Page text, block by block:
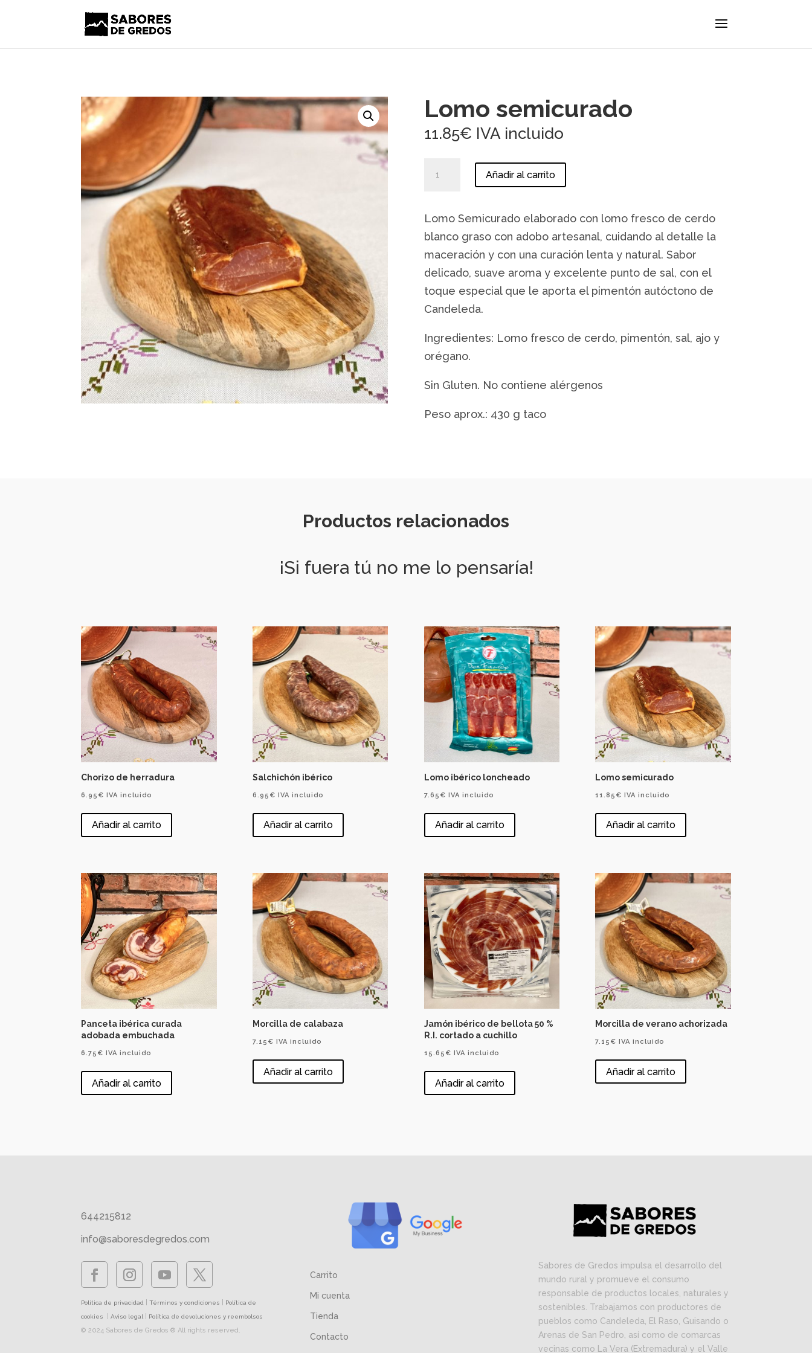
Lomo semicurado
11.85€ IVA incluido
semicurado
Añadir al carrito
Lomo Semicurado elaborado con lomo fresco de cerdo
blanco graso con adobo artesanal, cuidando al detalle la
maceración y con una curación lenta y natural. Sabor
delicado, suave aroma y excelente punto de sal, con el
toque especial que le aporta el pimentón autóctono de
Candeleda.
Ingredientes: Lomo fresco de cerdo, pimentón, sal, ajo y
orégano.
Sin Gluten. No contiene alérgenos
Peso aprox.: 430 g taco
Productos relacionados
¡Si fuera tú no me lo pensaría!
Chorizo de herradura
6.95 € IVA incluido
Añadir al carrito
Salchichón ibérico
6.95 € IVA incluido
Añadir al carrito
Lomo ibérico loncheado
7.65 € IVA incluido
Añadir al carrito
Lomo semicurado
11.85 € IVA incluido
Añadir al carrito
Panceta ibérica curada
adobada embuchada
6.75 € IVA incluido
Añadir al carrito
Morcilla de calabaza
7.15 € IVA incluido
Añadir al carrito
Jamón ibérico de bellota 50 %
R.I. cortado a cuchillo
15.65 € IVA incluido
Añadir al carrito
Morcilla de verano achorizada
7.15 € IVA incluido
Añadir al carrito
644215812
info@saboresdegredos.com
Política de privacidad |Términos y condiciones Política de
cookies |Aviso legal Política de devoluciones y reembolsos
© 2024 Sabores de Gredos ® All rights reserved.
Carrito
Mi cuenta
Tienda
Contacto
Sabores de Gredos impulsa el desarrollo del
mundo rural y promueve el consumo
responsable de productos locales, naturales y
sostenibles. Trabajamos con productores de
pueblos como Candeleda, El Raso, Guisando o
Arenas de San Pedro, así como de comarcas
vecinas como La Vera (Extremadura) y el Valle